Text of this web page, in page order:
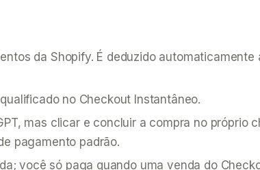
da Shopify. É deduzido automaticamente
no Checkout Instantâneo.
mas clicar e concluir a compra no próprio
pagamento padrão.
você só paga quando uma venda do